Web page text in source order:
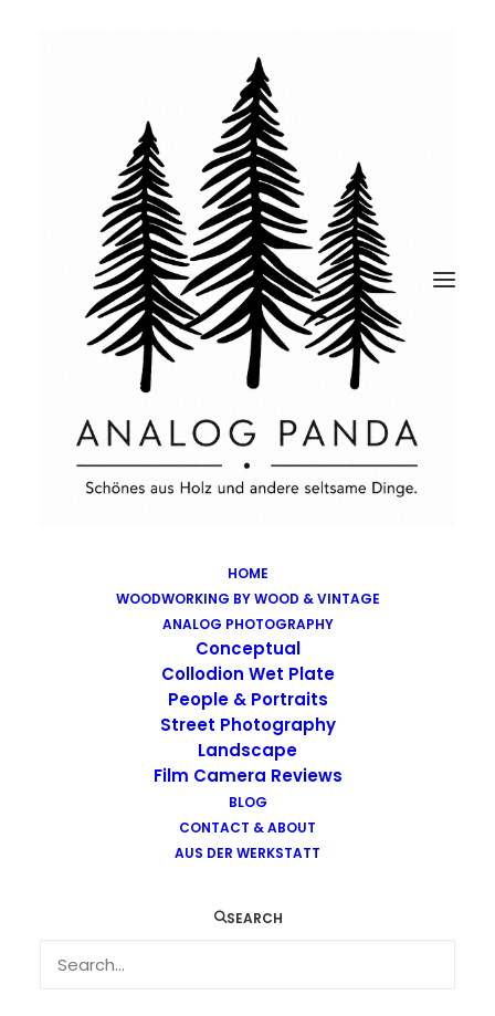
HOME
WOODWORKING BY WOOD & VINTAGE
ANALOG PHOTOGRAPHY
Conceptual
Collodion Wet Plate
People & Portraits
Street Photography
Landscape
Film Camera Reviews
BLOG
CONTACT & ABOUT
AUS DER WERKSTATT
SEARCH
Images tagged "rollei-infrared-400"